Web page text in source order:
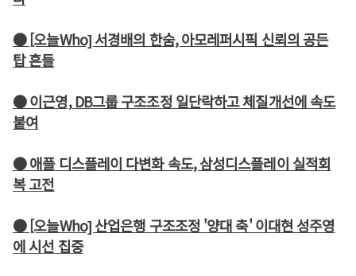
● [오늘Who] 서경배의 한숨, 아모레퍼시픽 신뢰의 공든
탑 흔들
● 이근영, DB그룹 구조조정 일단락하고 체질개선에 속도
붙여
● 애플 디스플레이 다변화 속도, 삼성디스플레이 실적회
복 고전
● [오늘Who] 산업은행 구조조정 '양대 축' 이대현 성주영
에 시선 집중